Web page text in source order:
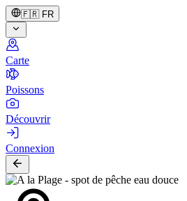
🇫🇷 FR
Carte
Poissons
Découvrir
Connexion